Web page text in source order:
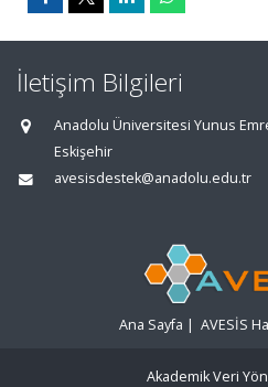
İletişim Bilgileri
Anadolu Üniversitesi Yunus
Eskişehir
avesisdestek@anadolu.edu.tr
Ana Sayfa | AVESİS
Akademik Veri